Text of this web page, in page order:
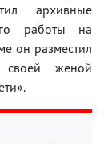
архивные
работы на
он разместил
женой